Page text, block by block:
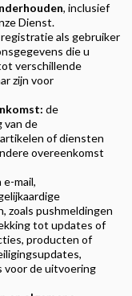
, inclusief
Dienst.
als gebruiker
die u
verschillende
zijn voor
de
van de
of diensten
overeenkomst
e-mail,
zoals pushmeldingen
tot updates of
producten of
voor de uitvoering